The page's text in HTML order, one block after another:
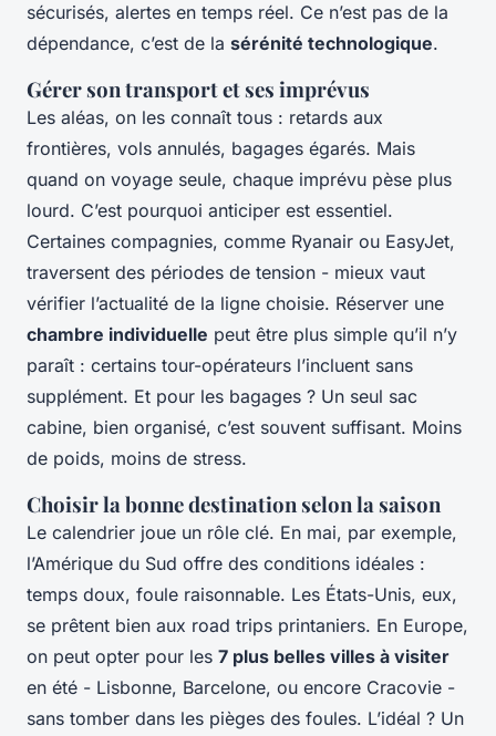
sécurisés, alertes en temps réel. Ce n’est pas de la
dépendance, c’est de la sérénité technologique.
Gérer son transport et ses imprévus
Les aléas, on les connaît tous : retards aux
frontières, vols annulés, bagages égarés. Mais
quand on voyage seule, chaque imprévu pèse plus
lourd. C’est pourquoi anticiper est essentiel.
Certaines compagnies, comme Ryanair ou EasyJet,
traversent des périodes de tension - mieux vaut
vérifier l’actualité de la ligne choisie. Réserver une
chambre individuelle peut être plus simple qu’il n’y
paraît : certains tour-opérateurs l’incluent sans
supplément. Et pour les bagages ? Un seul sac
cabine, bien organisé, c’est souvent suffisant. Moins
de poids, moins de stress.
Choisir la bonne destination selon la saison
Le calendrier joue un rôle clé. En mai, par exemple,
l’Amérique du Sud offre des conditions idéales :
temps doux, foule raisonnable. Les États-Unis, eux,
se prêtent bien aux road trips printaniers. En Europe,
on peut opter pour les 7 plus belles villes à visiter
en été - Lisbonne, Barcelone, ou encore Cracovie -
sans tomber dans les pièges des foules. L’idéal ? Un